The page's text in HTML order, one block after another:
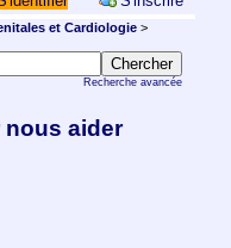
et Cardiologie>
Recherche avancée
nous aider